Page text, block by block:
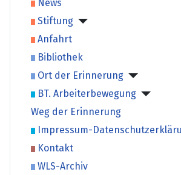
News
Stiftung
Anfahrt
Bibliothek
Ort der Erinnerung
BT. Arbeiterbewegung
Weg der Erinnerung
Impressum-
Kontakt
WLS-Archiv